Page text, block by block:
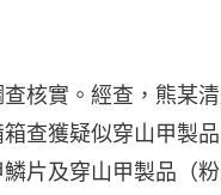
核實。經查，熊某
查獲疑似穿山甲製品
片及穿山甲製品（